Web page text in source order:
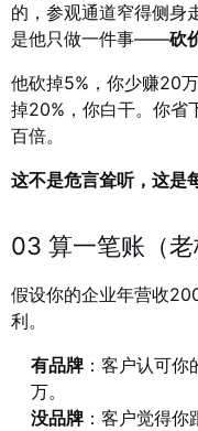
的，参观通道窄得侧身
是他只做一件事——砍
他砍掉5%，你少赚20
掉20%，你白干。你省
百倍。
这不是危言耸听，这是
03 算一笔账（老
假设你的企业年营收
利。
有品牌 ：客户认可
万。
没品牌 ：客户觉得你